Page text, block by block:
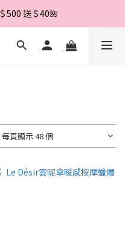
享＄888 優惠券🌼
500 送＄40🌺
即享＄888 優惠券🌼
每頁顯示 48 個